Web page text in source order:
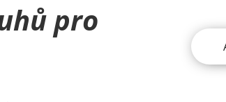
pro